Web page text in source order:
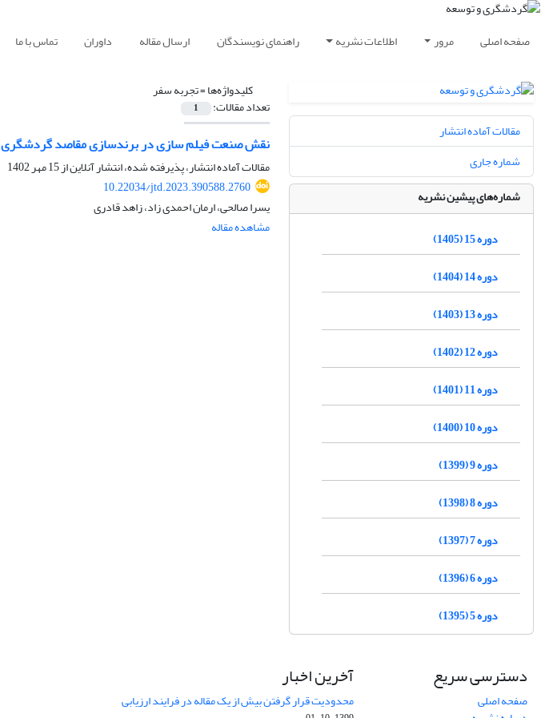
صفحه اصلی مرور اطلاعات نشریه راهنمای نویسندگان ارسال مقاله داوران تماس با ما
کلیدواژه‌ها =تجربه سفر
تعداد مقالات: 1
نقش صنعت فیلم سازی در برندسازی مقاصد گردشگری
مقالات آماده انتشار، پذیرفته شده، انتشار آنلاین از15 مهر 1402
10.22034/jtd.2023.390588.2760
یسرا صالحی، ارمان احمدی زاد، زاهد قادری
مشاهده مقاله
مقالات آماده انتشار
شماره جاری
شماره‌های پیشین نشریه
دوره 15 (1405)
دوره 14 (1404)
دوره 13 (1403)
دوره 12 (1402)
دوره 11 (1401)
دوره 10 (1400)
دوره 9 (1399)
دوره 8 (1398)
دوره 7 (1397)
دوره 6 (1396)
دوره 5 (1395)
دسترسی سریع
صفحه اصلی
آخرین اخبار
محدودیت قرار گرفتن بیش از یک مقاله در فرایند ارزیابی